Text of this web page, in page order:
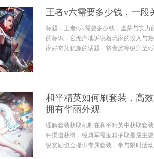
王者v六需要多少钱，一段
标题，王者v六需要多少钱，虚荣与实
的标识，它无声地诉说着玩家的投入与
家好奇又犹豫的话题，将贵族等级升至
和平精英如何刷套装，高
拥有华丽外观
理解套装获取机制在和平精英中获取套
种渠道获得，经典军需宝箱抽取是最主
级奖励也会提供专属套装，参与限时活